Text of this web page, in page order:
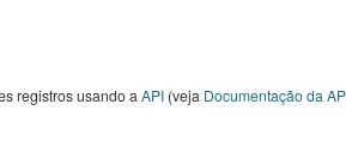
registros usando a API(veja Documentação da